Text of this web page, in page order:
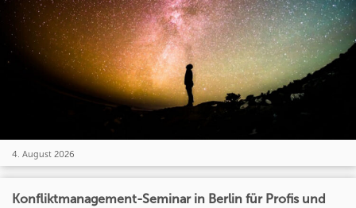
4. August 2026
Konfliktmanagement-Seminar in Berlin für Profis und